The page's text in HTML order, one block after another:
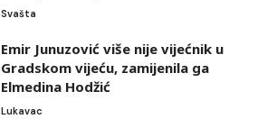
Svašta
Emir Junuzović više nije vijećnik u
Gradskom vijeću, zamijenila ga
Elmedina Hodžić
Lukavac